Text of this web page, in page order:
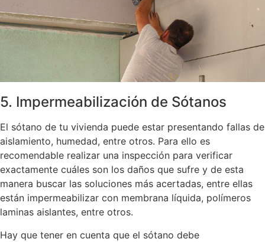
5. Impermeabilización de Sótanos
El sótano de tu vivienda puede estar presentando fallas de
aislamiento, humedad, entre otros. Para ello es
recomendable realizar una inspección para verificar
exactamente cuáles son los daños que sufre y de esta
manera buscar las soluciones más acertadas, entre ellas
están impermeabilizar con membrana líquida, polímeros
laminas aislantes, entre otros.
Hay que tener en cuenta que el sótano debe